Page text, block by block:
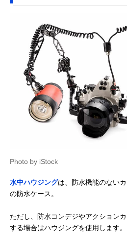
Photo by iStock
水中ハウジングは、防水機能のない
の防水ケース。
ただし、防水コンデジやアクション
する場合はハウジングを使用します。